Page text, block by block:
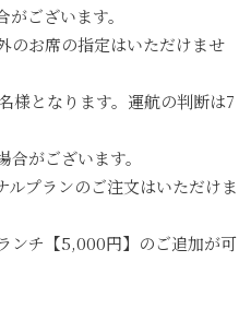
ございます。
のお席の指定はいただけませ
様となります。運航の判断は7
がございます。
プランのご注文はいただけま
ンチ【5,000円】のご追加が可